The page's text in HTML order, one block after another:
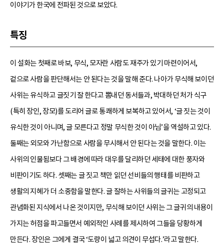
이야기가 한국에 전파된 것으로 보았다.
특징
이 설화는 첫째로 바보, 무식, 모자란 사람도 재주가 있기 마련이어서,
겉으로 사람을 판단해서는 안 된다는 것을 말해 준다. 나아가 무식해 보이던
사위는 유식하고 글짓기 잘 한다고 뽐내던 동서들과, 박대하던 처가 식구
(특히 장인, 장모)를 도리어 글로 통쾌하게 보복하고 있어서, ‘글 짓는 것이
유식한 것이 아니며, 글 모른다고 정말 무식한 것이 아님’을 역설하고 있다.
둘째는 외모와 가난함으로 사람을 무시해서 안 된다는 것을 말한다. 이는
사위의 인물됨보다 그 배경에 따라 대우를 달리하던 세태에 대한 풍자와
비판이기도 하다. 셋째는 글 짓고 책만 읽던 선비들의 행태를 비판하고
생활의 지혜가 더 소중함을 말한다. 글 잘하는 사위들의 글귀는 고정되고
관념화된 지식에서 나온 것이지만, 무식해 보이던 사위는 그 글귀의 내용이
가지는 허점을 파고들면서 예외적인 사례를 제시하여 그들을 당황하게
만든다. 장인은 그에게 결국 ‘도량이 넓고 의견이 무섭다.’라고 말한다.